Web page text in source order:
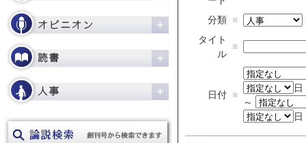
分類 ■
タイト
ル
■
日付 ■
日
～
日